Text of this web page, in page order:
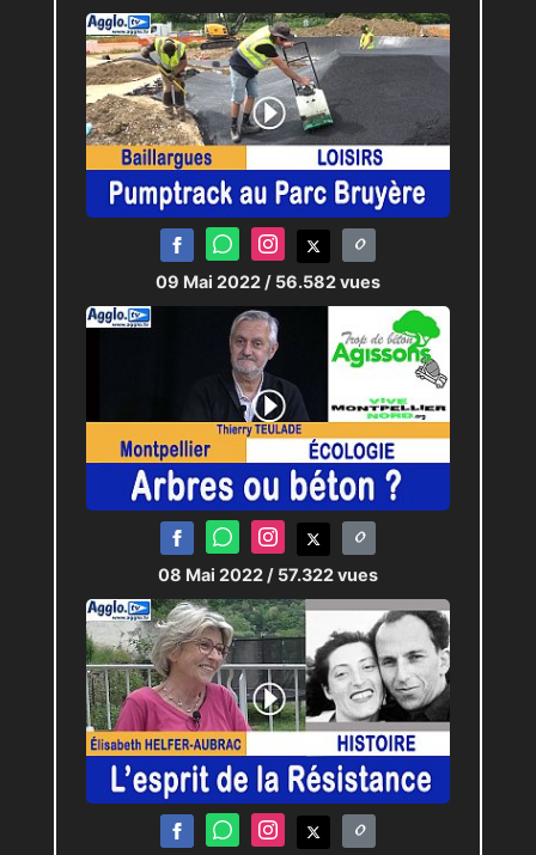
09 Mai 2022 / 56.582 vues
08 Mai 2022 / 57.322 vues